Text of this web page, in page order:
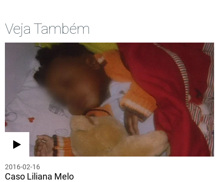
Veja Também
2016-02-16
Caso Liliana Melo